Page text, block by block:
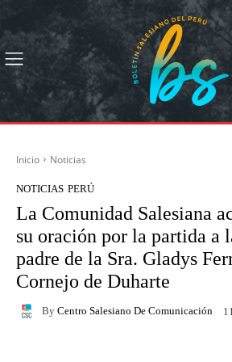
Inicio Noticias
NOTICIAS PERÚ
La Comunidad Salesiana
su oración por la partida a
padre de la Sra. Gladys
Cornejo de Duharte
By Centro Salesiano De Comunicación